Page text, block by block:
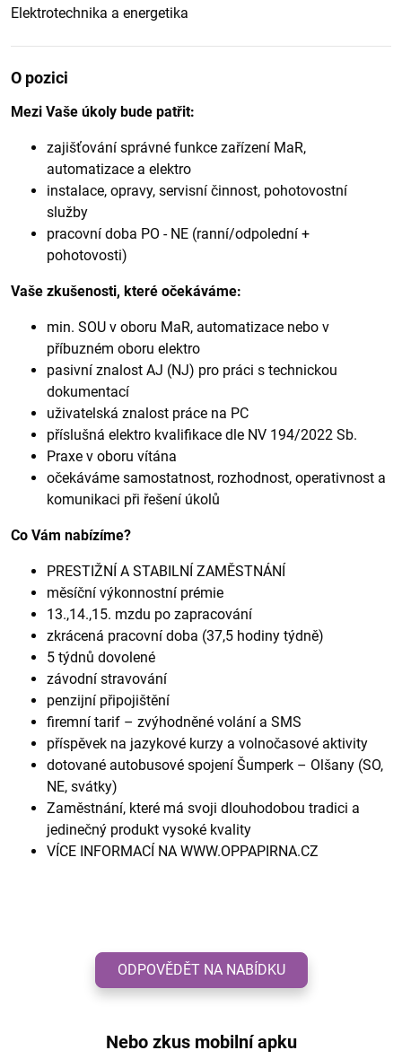
Elektrotechnika a energetika
O pozici
Mezi Vaše úkoly bude patřit:
zajišťování správné funkce zařízení MaR,
automatizace a elektro
instalace, opravy, servisní činnost, pohotovostní
služby
pracovní doba PO - NE (ranní/odpolední +
pohotovosti)
Vaše zkušenosti, které očekáváme:
min. SOU v oboru MaR, automatizace nebo v
příbuzném oboru elektro
pasivní znalost AJ (NJ) pro práci s technickou
dokumentací
uživatelská znalost práce na PC
příslušná elektro kvalifikace dle NV 194/2022 Sb.
Praxe v oboru vítána
očekáváme samostatnost, rozhodnost, operativnost a
komunikaci při řešení úkolů
Co Vám nabízíme?
PRESTIŽNÍ A STABILNÍ ZAMĚSTNÁNÍ
měsíční výkonnostní prémie
13.,14.,15. mzdu po zapracování
zkrácená pracovní doba (37,5 hodiny týdně)
5 týdnů dovolené
závodní stravování
penzijní připojištění
firemní tarif – zvýhodněné volání a SMS
příspěvek na jazykové kurzy a volnočasové aktivity
dotované autobusové spojení Šumperk – Olšany (SO,
NE, svátky)
Zaměstnání, které má svoji dlouhodobou tradici a
jedinečný produkt vysoké kvality
VÍCE INFORMACÍ NA WWW.OPPAPIRNA.CZ
ODPOVĚDĚT NA NABÍDKU
Nebo zkus mobilní apku